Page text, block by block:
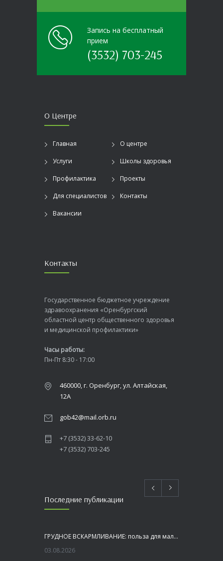
Запись на бесплатный
прием
(3532) 703-245
О Центре
Главная О центре
Услуги Школы здоровья
Профилактика Проекты
Для специалистов Контакты
Вакансии
Контакты
Государственное бюджетное учреждение
здравоохранения «Оренбургский
областной центр общественного здоровья
и медицинской профилактики»
Часы работы:
Пн-Пт 8:30 - 17:00
460000, г. Оренбург, ул. Алтайская,
12А
gob42@mail.orb.ru
+7 (3532) 33-62-10
+7 (3532) 703-245
Последние публикации
ГРУДНОЕ ВСКАРМЛИВАНИЕ: польза для малыша и мамы
03.08.2026